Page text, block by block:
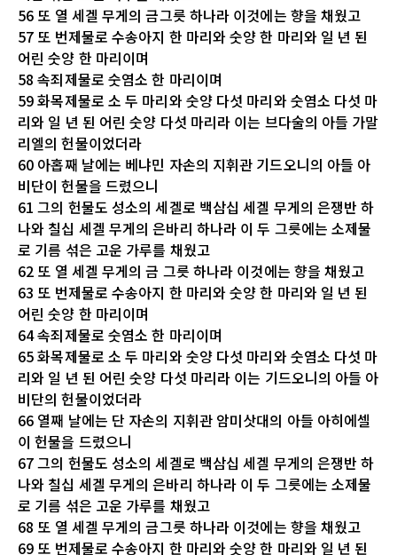
56 또 열 세겔 무게의 금그릇 하나라 이것에는 향을 채웠고
57 또 번제물로 수송아지 한 마리와 숫양 한 마리와 일 년 된
어린 숫양 한 마리이며
58 속죄제물로 숫염소 한 마리이며
59 화목제물로 소 두 마리와 숫양 다섯 마리와 숫염소 다섯 마
리와 일 년 된 어린 숫양 다섯 마리라 이는 브다술의 아들 가말
리엘의 헌물이었더라
60 아홉째 날에는 베냐민 자손의 지휘관 기드오니의 아들 아
비단이 헌물을 드렸으니
61 그의 헌물도 성소의 세겔로 백삼십 세겔 무게의 은쟁반 하
나와 칠십 세겔 무게의 은바리 하나라 이 두 그릇에는 소제물
로 기름 섞은 고운 가루를 채웠고
62 또 열 세겔 무게의 금 그릇 하나라 이것에는 향을 채웠고
63 또 번제물로 수송아지 한 마리와 숫양 한 마리와 일 년 된
어린 숫양 한 마리이며
64 속죄제물로 숫염소 한 마리이며
65 화목제물로 소 두 마리와 숫양 다섯 마리와 숫염소 다섯 마
리와 일 년 된 어린 숫양 다섯 마리라 이는 기드오니의 아들 아
비단의 헌물이었더라
66 열째 날에는 단 자손의 지휘관 암미삿대의 아들 아히에셀
이 헌물을 드렸으니
67 그의 헌물도 성소의 세겔로 백삼십 세겔 무게의 은쟁반 하
나와 칠십 세겔 무게의 은바리 하나라 이 두 그릇에는 소제물
로 기름 섞은 고운 가루를 채웠고
68 또 열 세겔 무게의 금그릇 하나라 이것에는 향을 채웠고
69 또 번제물로 수송아지 한 마리와 숫양 한 마리와 일 년 된